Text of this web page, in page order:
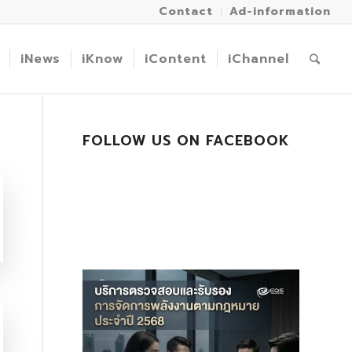
Contact Ad-information
iNews iKnow iContent iChannel
FOLLOW US ON FACEBOOK